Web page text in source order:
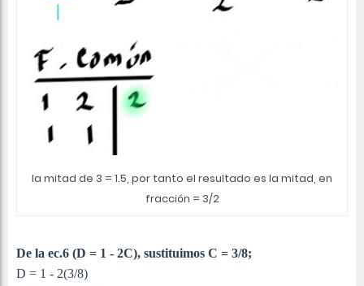
la mitad de 3 = 1.5, por tanto el resultado es la mitad, en
fracción = 3/2
De la ec.6 (D = 1 - 2C), sustituimos C = 3/8;
D = 1 - 2(3/8)